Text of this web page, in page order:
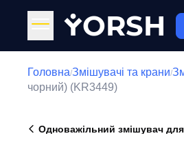
YORSH
Головна/Змішувачі та крани/
чорний) (KR3449)
Одноважільний змішувач